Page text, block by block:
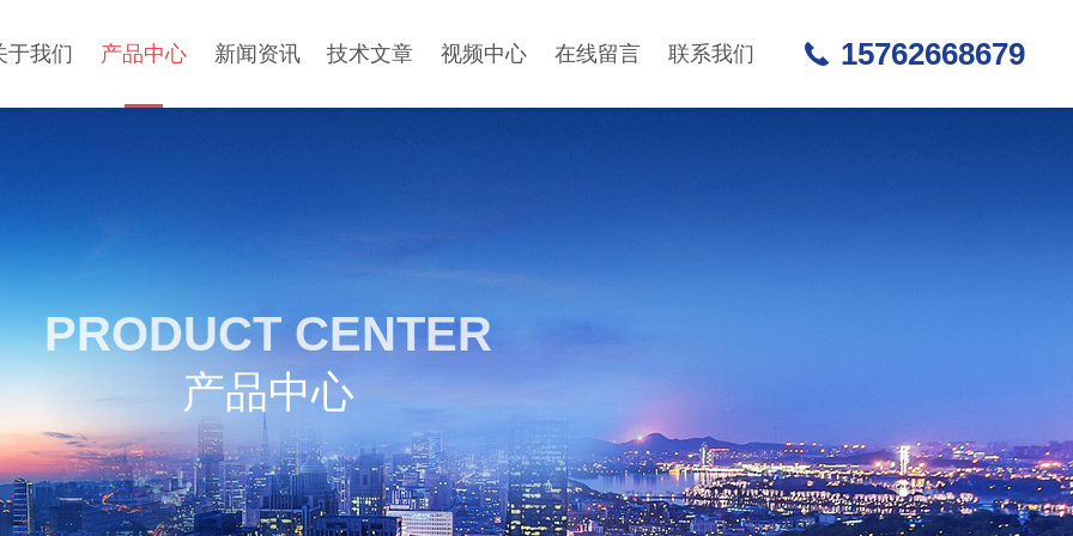
于我们 产品中心 新闻资讯 技术文章 视频中心 在线留言 联系我们 15762668679
PRODUCT CENTER
产品中心